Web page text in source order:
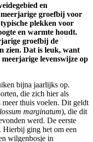
en
groefbij voor
plekken voor
en warmte houdt.
groefbij de
zien. Dat is leuk, want
levenswijze op
bijna jaarlijks op.
die zich hier als
thuis voelen. Dit geldt
marginatum), die dit
werd. De eerste
Hierbij ging het om een
wilgenbosje in